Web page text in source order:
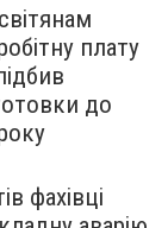
плату
до
фахівці